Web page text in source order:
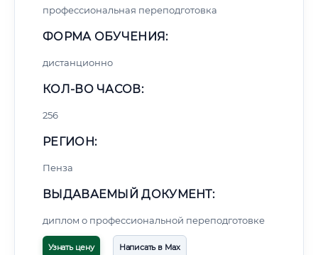
профессиональная переподготовка
ФОРМА ОБУЧЕНИЯ:
дистанционно
КОЛ-ВО ЧАСОВ:
256
РЕГИОН:
Пенза
ВЫДАВАЕМЫЙ ДОКУМЕНТ:
диплом о профессиональной переподготовке
Узнать цену Написать в Max